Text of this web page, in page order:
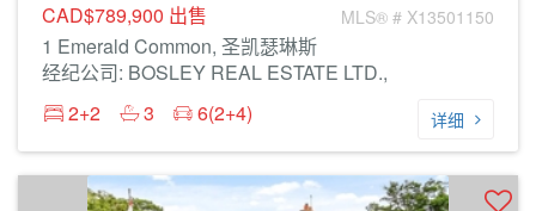
CAD$789,900 出售 MLS® # X13501150
1 Emerald Common, 圣凯瑟琳斯
经纪公司: BOSLEY REAL ESTATE LTD.,
2+2
3 6(2+4) 详细